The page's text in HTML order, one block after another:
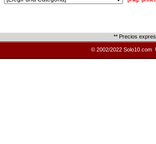
** Precios
© 2002/2022 Solo10.com